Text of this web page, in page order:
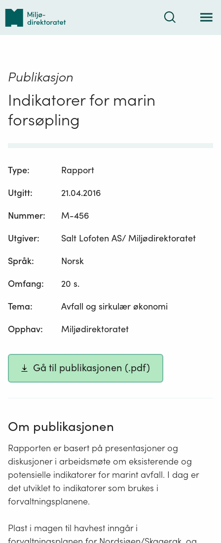
Tilbake
forsiden
Søk
Publikasjon
Indikatorer for marin
forsøpling
Type:
Rapport
Utgitt:
21.04.2016
Nummer:
M-456
Utgiver:
Salt Lofoten AS/ Miljødirektoratet
Språk:
Norsk
Omfang:
20 s.
Tema:
Avfall og sirkulær økonomi
Opphav: Miljødirektoratet
Gå til publikasjonen (.pdf)
Om publikasjonen
Rapporten er basert på presentasjoner og
diskusjoner i arbeidsmøte om eksisterende og
potensielle indikatorer for marint avfall. I dag er
det utviklet to indikatorer som brukes i
forvaltningsplanene.
Plast i magen til havhest inngår i